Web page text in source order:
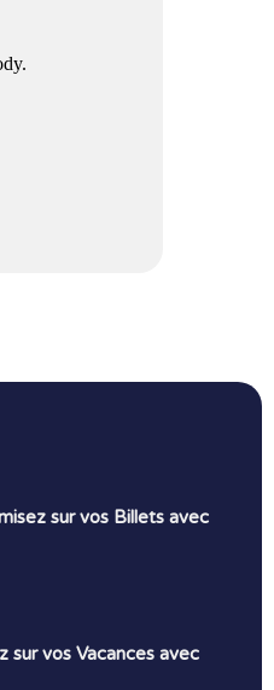
sur vos Billets avec
sur vos Vacances avec